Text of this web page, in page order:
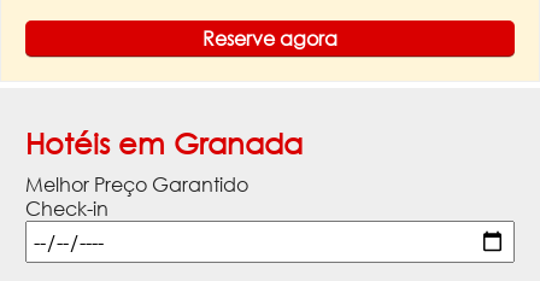
Reserve agora
Hotéis em Granada
Melhor Preço Garantido
Check-in